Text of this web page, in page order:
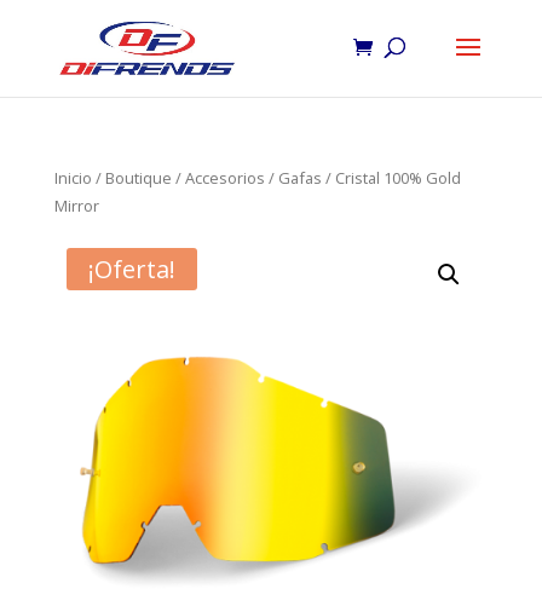
Inicio / Boutique /Accesorios / Gafas / Cristal 100% Gold
Mirror
¡Oferta!